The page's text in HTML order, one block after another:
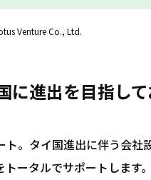
Venture Co., Ltd.
に進出を目指し
。タイ国進出に伴う会
ータルでサポートしま